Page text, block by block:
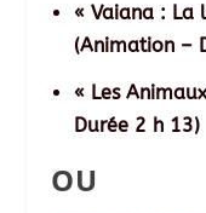
« Vaiana : La
(Animation –
« Les
Durée 2 h 13)
OU